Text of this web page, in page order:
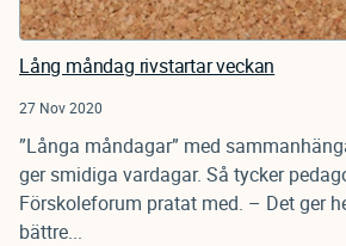
Lång måndag rivstartar veckan
27 Nov 2020
”Långa måndagar” med
ger smidiga vardagar. Så tycker
Förskoleforum pratat med. – Det ger
bättre...